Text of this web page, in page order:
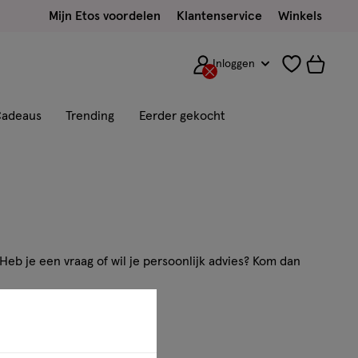
Mijn Etos voordelen Klantenservice Winkels
Inloggen
Trending Eerder gekocht
je een vraag of wil je persoonlijk advies? Kom dan